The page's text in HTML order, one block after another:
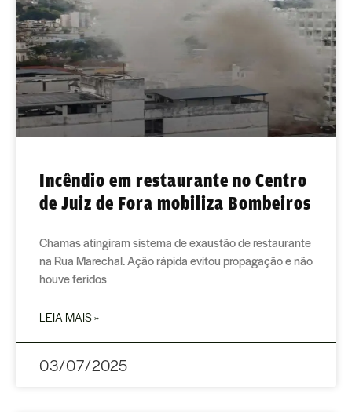
Incêndio em restaurante no Centro
de Juiz de Fora mobiliza Bombeiros
Chamas atingiram sistema de exaustão de restaurante
na Rua Marechal. Ação rápida evitou propagação e não
houve feridos
LEIA MAIS »
03/07/2025